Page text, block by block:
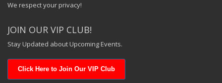
We respect your privacy!
JOIN OUR VIP CLUB!
Stay Updated about Upcoming Events.
Click Here to Join Our VIP Club